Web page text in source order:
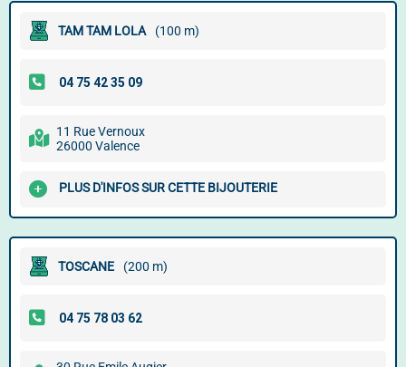
TAM TAM LOLA (100 m)
11 Rue Vernoux
26000 Valence
PLUS D'INFOS SUR CETTE BIJOUTERIE
TOSCANE (200 m)